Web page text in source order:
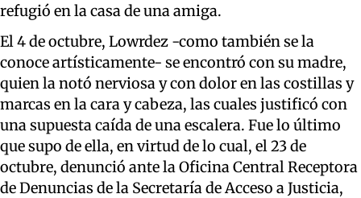
refugió en la casa de una amiga.
El 4 de octubre, Lowrdez -como también se la
conoce artísticamente- se encontró con su madre,
quien la notó nerviosa y con dolor en las costillas y
marcas en la cara y cabeza, las cuales justificó con
una supuesta caída de una escalera. Fue lo último
que supo de ella, en virtud de lo cual, el 23 de
octubre, denunció ante la Oficina Central Receptora
de Denuncias de la Secretaría de Acceso a Justicia,